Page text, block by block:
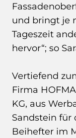
und bringt je
Tageszeit
hervor“; so
Vertiefend
Firma
KG, aus
Sandstein für
Beihefter im